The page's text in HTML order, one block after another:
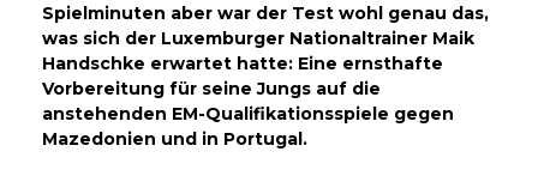
Spielminuten aber war der Test wohl genau das,
was sich der Luxemburger Nationaltrainer Maik
Handschke erwartet hatte: Eine ernsthafte
Vorbereitung für seine Jungs auf die
anstehenden EM-Qualifikationsspiele gegen
Mazedonien und in Portugal.